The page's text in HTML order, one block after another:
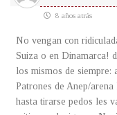
8 años atrás
No vengan con
Suiza o en Dinamarca!
los mismos de
Patrones de Anep/
hasta tirarse pedos les